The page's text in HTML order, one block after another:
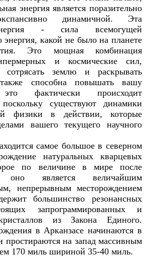
энергия является поразительно
динамичной. Эта
- сила всемогущей
энергия, какой не было на планете
Это мощная комбинация
и космические сил,
сотрясать землю и раскрывать
способна повышать вашу
фактически происходит
поскольку существуют динамики
физики в действии, которые
вашего текущего научного
самое большое в северном
натуральных кварцевых
по величине в мире после
является величайшим
непрерывным месторождением
большинство резонансных
запрограммированных и
из Закона Единого.
в Арканзасе начинаются в
простираются на запад массивным
170 миль шириной 35-40 миль.